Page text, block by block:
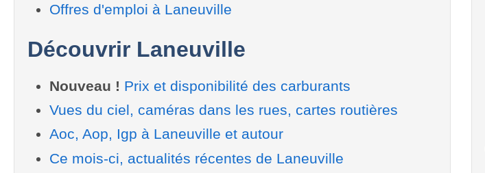
Offres d'emploi à Laneuville
Découvrir Laneuville
Nouveau ! Prix et disponibilité des carburants
Vues du ciel, caméras dans les rues, cartes routières
Aoc, Aop, Igp à Laneuville et autour
Ce mois-ci, actualités récentes de Laneuville